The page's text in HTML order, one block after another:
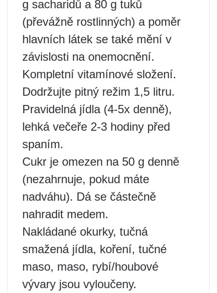
g sacharidů a 80 g tuků
(převážně rostlinných) a poměr
hlavních látek se také mění v
závislosti na onemocnění.
Kompletní vitamínové složení.
Dodržujte pitný režim 1,5 litru.
Pravidelná jídla (4-5x denně),
lehká večeře 2-3 hodiny před
spaním.
Cukr je omezen na 50 g denně
(nezahrnuje, pokud máte
nadváhu). Dá se částečně
nahradit medem.
Nakládané okurky, tučná
smažená jídla, koření, tučné
maso, maso, rybí/houbové
vývary jsou vyloučeny.